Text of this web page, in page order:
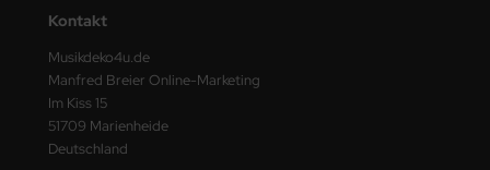
Kontakt
Musikdeko4u.de
Manfred Breier Online-Marketing
Im Kiss 15
51709 Marienheide
Deutschland